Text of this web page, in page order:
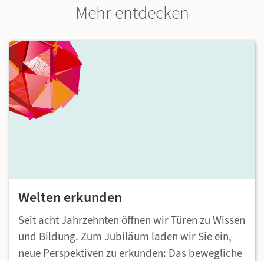
Mehr entdecken
Welten erkunden
Seit acht Jahrzehnten öffnen wir Türen zu Wissen
und Bildung. Zum Jubiläum laden wir Sie ein,
neue Perspektiven zu erkunden: Das bewegliche